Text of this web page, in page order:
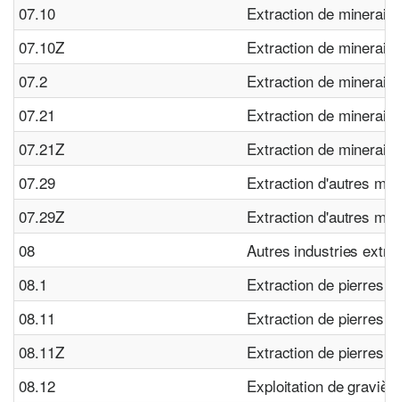
07.10
Extraction de
07.10Z
Extraction de
07.2
Extraction de
07.21
Extraction de
07.21Z
Extraction de
07.29
Extraction d'autres
07.29Z
Extraction d'autres
08
Autres industries
08.1
Extraction de pierres,
08.11
Extraction de pierres
08.11Z
Extraction de pierres
08.12
Exploitation de